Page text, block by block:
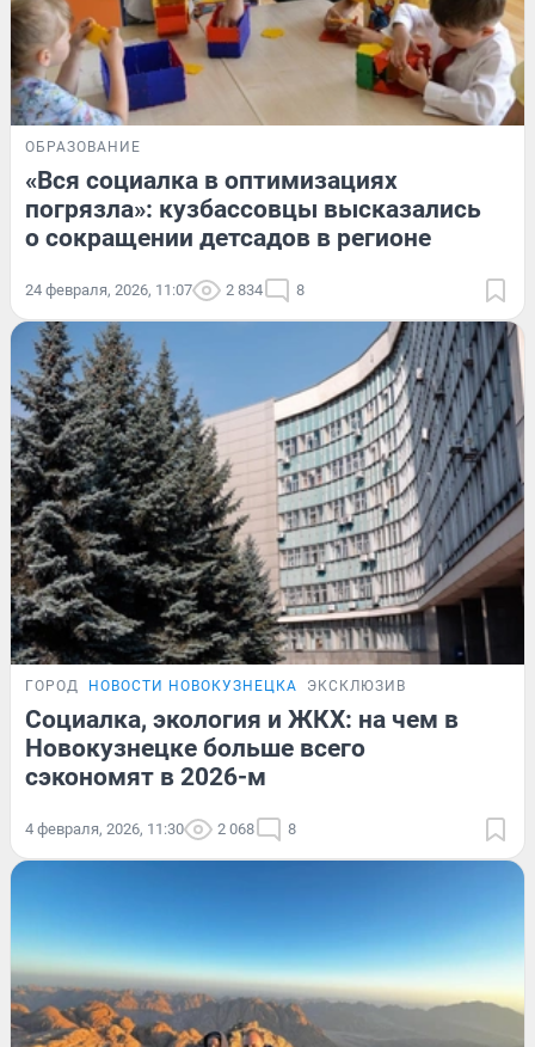
ОБРАЗОВАНИЕ
«Вся социалка в оптимизациях
погрязла»: кузбассовцы высказались
о сокращении детсадов в регионе
24 февраля, 2026, 11:07 2 834 8
ГОРОД НОВОСТИ НОВОКУЗНЕЦКА ЭКСКЛЮЗИВ
Социалка, экология и ЖКХ: на чем в
Новокузнецке больше всего
сэкономят в 2026-м
4 февраля, 2026, 11:30 2 068 8